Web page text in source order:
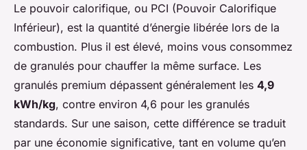
Le pouvoir calorifique, ou PCI (Pouvoir Calorifique
Inférieur), est la quantité d’énergie libérée lors de la
combustion. Plus il est élevé, moins vous consommez
de granulés pour chauffer la même surface. Les
granulés premium dépassent généralement les 4,9
kWh/kg, contre environ 4,6 pour les granulés
standards. Sur une saison, cette différence se traduit
par une économie significative, tant en volume qu’en